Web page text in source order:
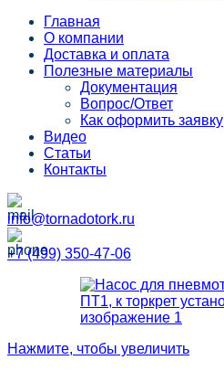
Главная
О компании
Доставка и оплата
Полезные материалы
Документация
Вопрос/Ответ
Как оформить заявку
Видео
Статьи
Контакты
info@tornadotork.ru
+7 (499) 350-47-06
Нажмите, чтобы увеличить